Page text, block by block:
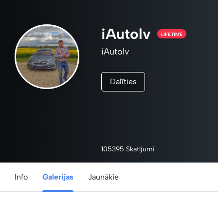
iAutolv LIFETIME
iAutolv
Dalīties
105395 Skatījumi
Info Galerijas Jaunākie